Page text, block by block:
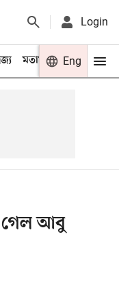
Login
মতামত খেলা
Eng
গেল আবু